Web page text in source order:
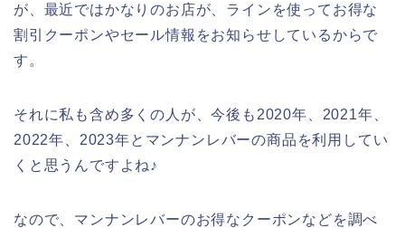
が、最近ではかなりのお店が、ラインを使ってお得な
割引クーポンやセール情報をお知らせしているからで
す。
それに私も含め多くの人が、今後も2020年、2021年、
2022年、2023年とマンナンレバーの商品を利用してい
くと思うんですよね♪
なので、マンナンレバーのお得なクーポンなどを調べ